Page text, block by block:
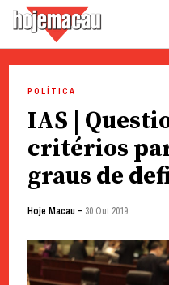
content
POLÍTICA
IAS |
critérios
graus de
Hoje Macau - 30 Out 2019